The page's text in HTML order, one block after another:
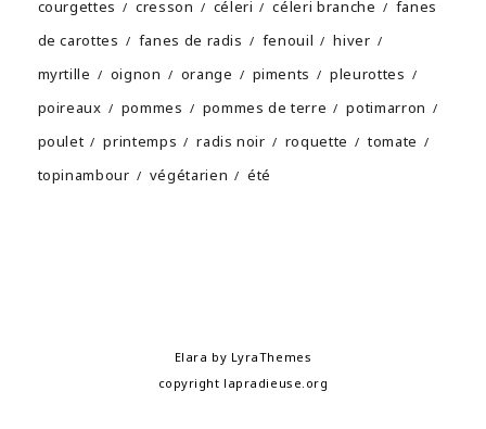
courgettes
cresson céleri céleri branche
fanes
de carottes
fanes de radis fenouil
hiver
myrtille
oignon orange piments
pleurottes
poireaux
pommes pommes de terre
potimarron
poulet
printemps radis noir roquette
tomate
topinambour
végétarien été
Elara by LyraThemes
copyright lapradieuse.org